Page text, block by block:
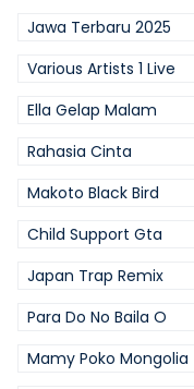
Jawa Terbaru 2025
Various Artists 1 Live
Ella Gelap Malam
Rahasia Cinta
Makoto Black Bird
Child Support Gta
Japan Trap Remix
Para Do No Baila O
Mamy Poko Mongolia